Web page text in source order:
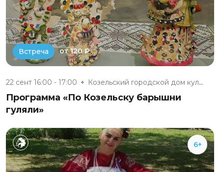
Встреча от 120 ₽
22 сент 16:00 - 17:00 Козельский городской дом культ...
Программа «По Козельску барышни
гуляли»
6+